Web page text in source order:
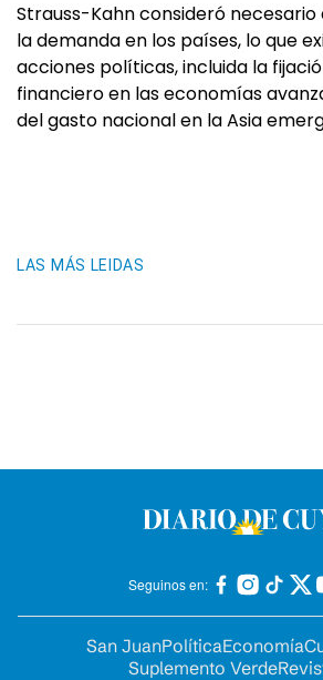
Strauss-Kahn consideró necesario
la demanda en los países, lo que
acciones políticas, incluida la
financiero en las economías
del gasto nacional en la Asia
LAS MÁS LEIDAS
Seguinos en:
San JuanPolíticaEconomía
Suplemento Verde